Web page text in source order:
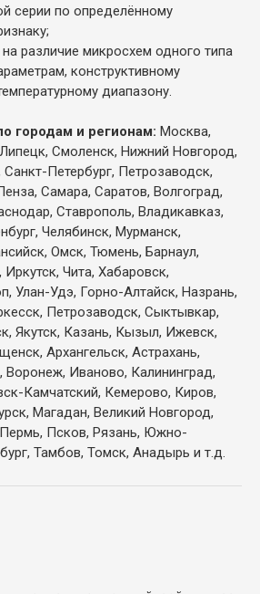
серии по определённому
различие микросхем одного типа
конструктивному
диапазону.
городам и регионам: Москва,
Смоленск, Нижний Новгород,
Петербург, Петрозаводск,
Самара, Саратов, Волгоград,
Ставрополь, Владикавказ,
Челябинск, Мурманск,
Омск, Тюмень, Барнаул,
Чита, Хабаровск,
Улан-Удэ, Горно-Алтайск, Назрань,
Петрозаводск, Сыктывкар,
Якутск, Казань, Кызыл, Ижевск,
Архангельск, Астрахань,
Воронеж, Иваново, Калининград,
Камчатский, Кемерово, Киров,
Магадан, Великий Новгород,
Псков, Рязань, Южно-
Тамбов, Томск, Анадырь и т.д.